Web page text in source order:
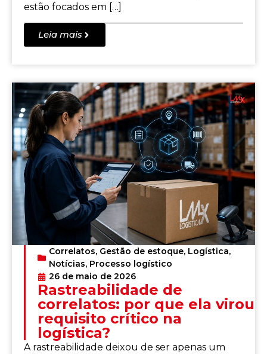
estão focados em […]
Leia mais
Correlatos, Gestão de estoque, Logística,
Notícias, Processo logístico
26 de maio de 2026
Rastreabilidade de
correlatos: por que ela virou
requisito crítico na
logística?
A rastreabilidade deixou de ser apenas um